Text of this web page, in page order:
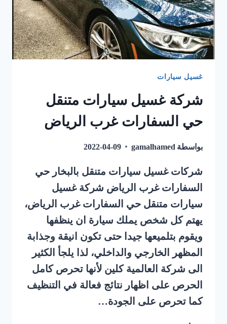
غسيل سيارات
شركة غسيل سيارات متنقل
حي السفارات غرب الرياض
بواسطة gamalhamed
2022-04-09
شركات غسيل سيارات متنقل بالبخار حي
السفارات غرب الرياض شركة غسيل
سيارات متنقل حي السفارات غرب الرياض،
يهتم كل شخص يملك سيارة ان ينظفها
ويقوم بتلميعها جيدا حتى تكون انيقة وجذابة
المظهر الخارجي والداخلي، لذا يلجأ الكثير
الى شركة العالمية كلين لأنها تحرص كامل
الحرص على اظهار نتائج فعالة في التنظيف
كما تحرص على الجودة…